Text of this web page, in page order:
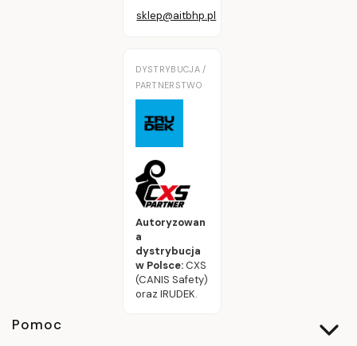
sklep@aitbhp.pl
DYSTRYBUCJA /
PARTNERSTWO
Autoryzowan
a
dystrybucja
w Polsce:CXS
(CANIS Safety)
oraz IRUDEK.
Linki w stopce
Pomoc